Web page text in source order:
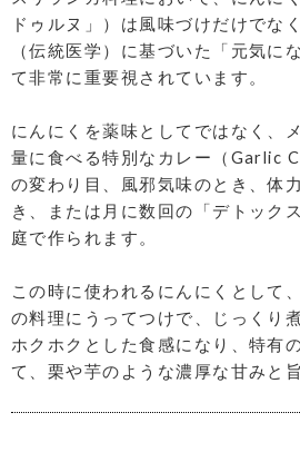
ドゥルヌ」）は風味づけだけでな
（伝統医学）に基づいた「元気に
て非常に重要視されています。
にんにくを薬味としてではなく、
量に食べる特別なカレー（Garlic
の変わり目、風邪気味のとき、体
き、または月に数回の「デトック
庭で作られます。
この時に使われるにんにくとして
の料理にうってつけで、じっくり
ホクホクとした食感になり、特有
て、栗や芋のような濃厚な甘みと